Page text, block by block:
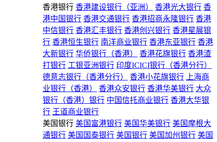
香港银行 香港建设银行（亚洲） 香港光大银行 香
港中国银行 香港交通银行 香港招商永隆银行 香港
中信银行 香港汇丰银行 香港创兴银行 香港星展银
行 香港恒生银行 南洋商业银行 香港东亚银行 香港
大新银行 华侨银行（香港） 香港花旗银行 香港渣
打银行 工银亚洲银行 印度ICICI银行（香港分行）
德意志银行（香港分行）
香港小花旗银行
上海商
业银行（香港）
香港众安银行 香港华美银行 大众
银行（香港）银行 中国信托商业银行 香港大华银
行 王道商业银行
美国银行 美国富港银行 美国华美银行 美国摩根大
通银行 美国国泰银行 美国银行 美国加州银行 美国